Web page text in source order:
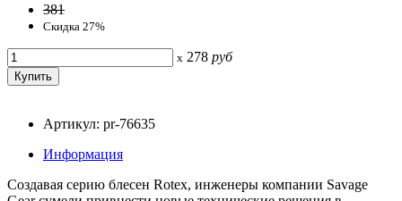
381
Скидка 27%
x 278 руб
Артикул: pr-76635
Информация
Создавая серию блесен Rotex, инженеры компании Savage